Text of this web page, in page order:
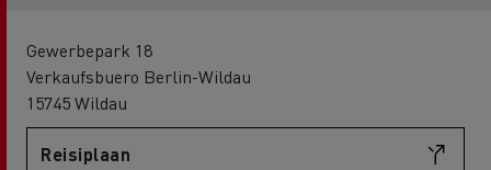
Gewerbepark 18
Verkaufsbuero Berlin-Wildau
15745 Wildau
Reisiplaan